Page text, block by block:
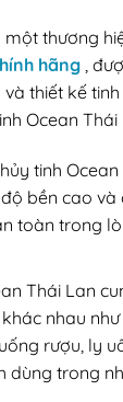
một thương
hãng ,
thiết kế
Ocean
tinh
bền cao và
toàn trong
Thái Lan
nhau như
rượu, ly
dùng trong